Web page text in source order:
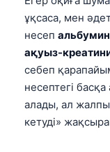
ұқсаса, мен
несеп
ақуыз-
себеп
несептегі
алады, ал
кетуді»